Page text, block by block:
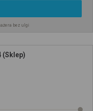
bez ulgi
(Sklep)